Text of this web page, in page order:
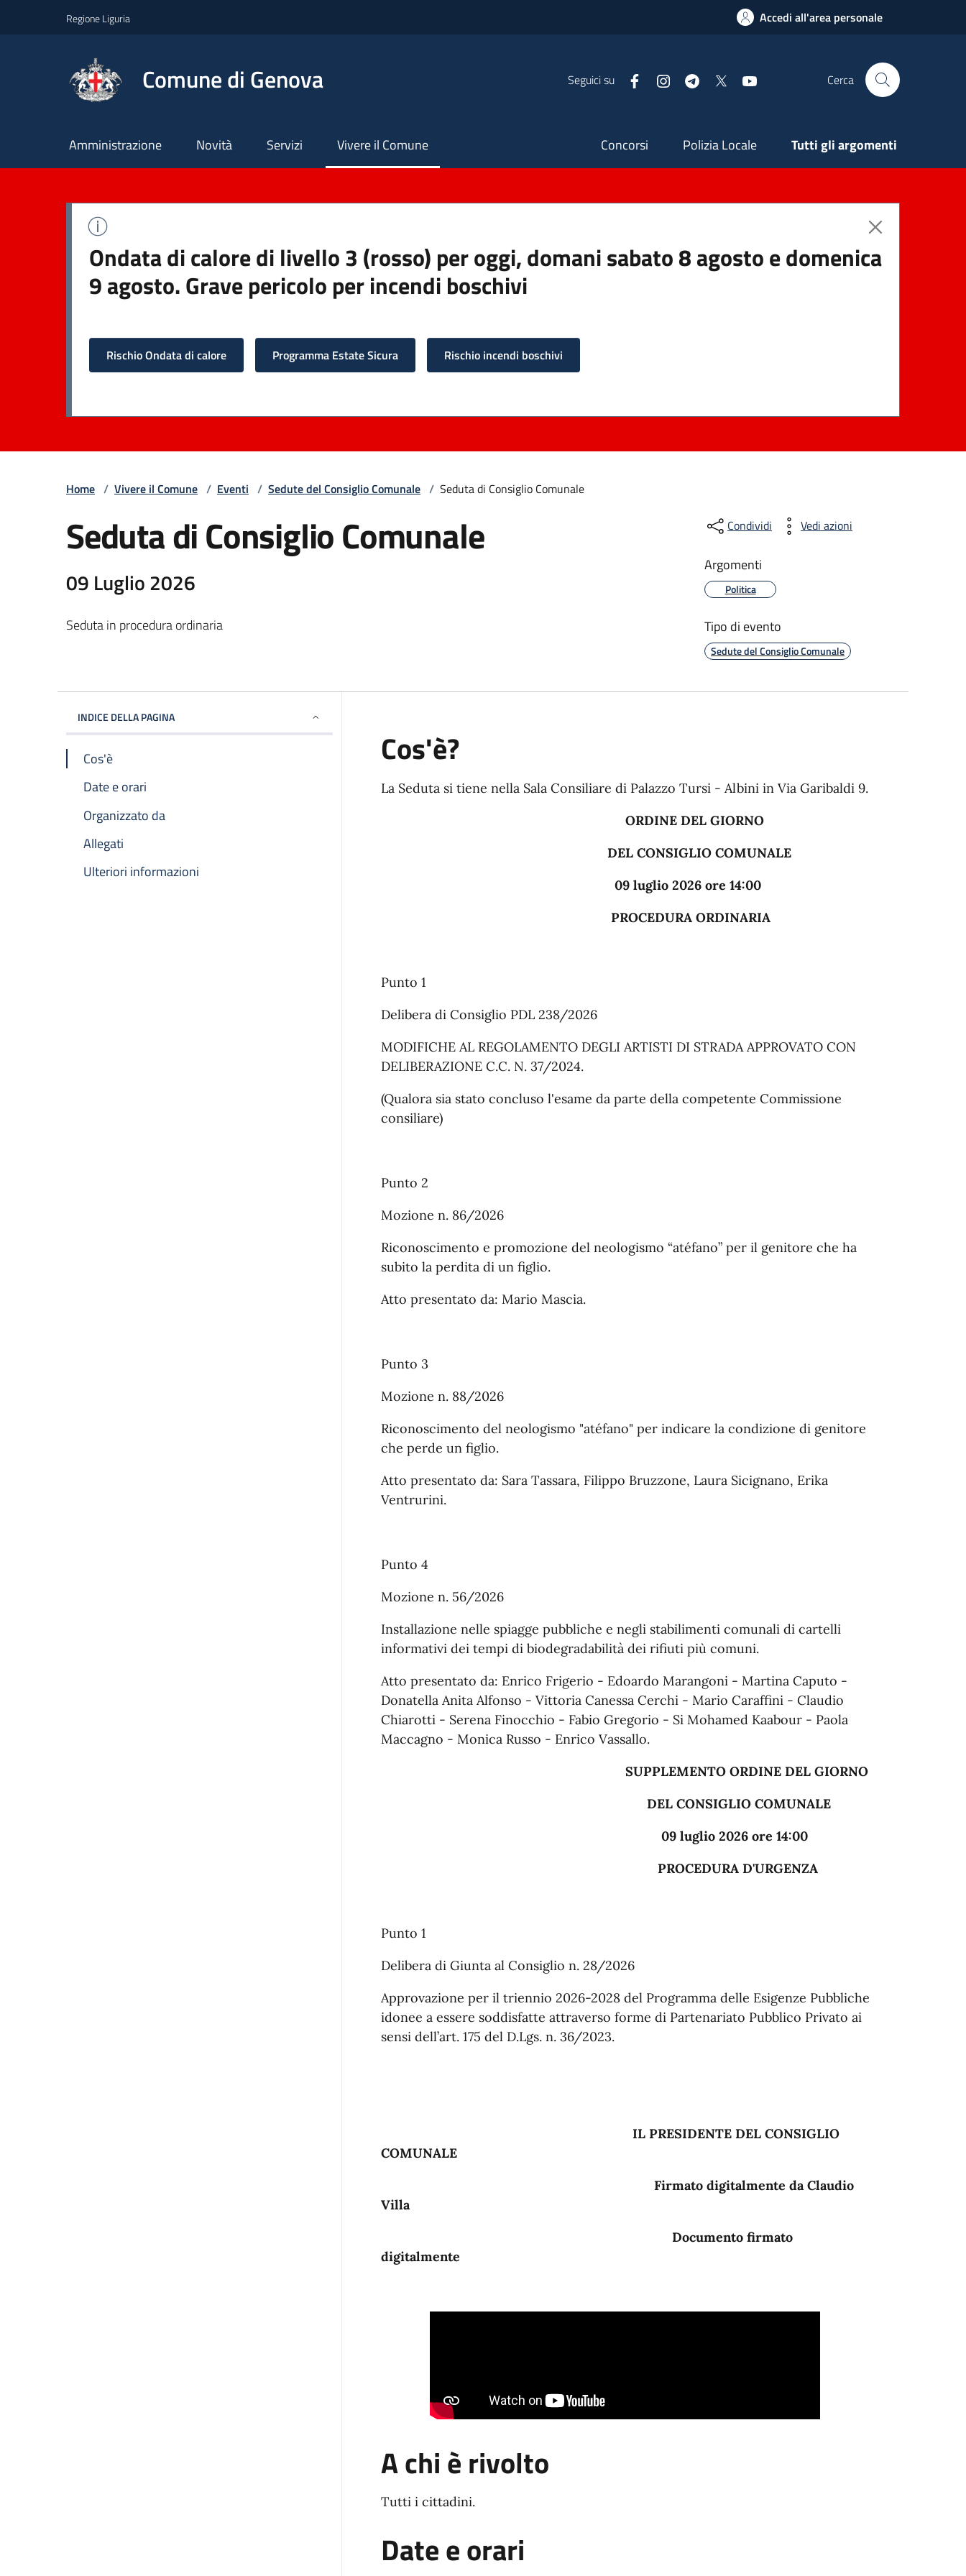
Regione Liguria Accedi all'area personale
Comune di Genova Seguici su FacebookInstagramTelegram Cerca
Principale
Amministrazione Novità Servizi Vivere il Comune Secondaria
Concorsi Polizia Locale Tutti gli argomenti
Ondata di calore di livello 3 (rosso) per oggi, domani sabato 8 agosto e domenica
9 agosto. Grave pericolo per incendi boschivi
Rischio Ondata di calore Programma Estate Sicura Rischio incendi boschivi
Home / Vivere il Comune / Eventi / Sedute del Consiglio Comunale / Seduta di Consiglio Comunale
Seduta di Consiglio Comunale
09 Luglio 2026
Seduta in procedura ordinaria
Condividi Vedi azioni
Argomenti
Politica
Tipo di evento
Sedute del Consiglio Comunale
INDICE DELLA PAGINA
Cos'è
Date e orari
Organizzato da
Allegati
Ulteriori informazioni
Cos'è?
La Seduta si tiene nella Sala Consiliare di Palazzo Tursi - Albini in Via Garibaldi 9.
ORDINE DEL GIORNO
DEL CONSIGLIO COMUNALE
09 luglio 2026 ore 14:00
PROCEDURA ORDINARIA
Punto 1
Delibera di Consiglio PDL 238/2026
MODIFICHE AL REGOLAMENTO DEGLI ARTISTI DI STRADA APPROVATO CON
DELIBERAZIONE C.C. N. 37/2024.
(Qualora sia stato concluso l'esame da parte della competente Commissione
consiliare)
Punto 2
Mozione n. 86/2026
Riconoscimento e promozione del neologismo “atéfano” per il genitore che ha
subito la perdita di un figlio.
Atto presentato da: Mario Mascia.
Punto 3
Mozione n. 88/2026
Riconoscimento del neologismo "atéfano" per indicare la condizione di genitore
che perde un figlio.
Atto presentato da: Sara Tassara, Filippo Bruzzone, Laura Sicignano, Erika
Ventrurini.
Punto 4
Mozione n. 56/2026
Installazione nelle spiagge pubbliche e negli stabilimenti comunali di cartelli
informativi dei tempi di biodegradabilità dei rifiuti più comuni.
Atto presentato da: Enrico Frigerio - Edoardo Marangoni - Martina Caputo -
Donatella Anita Alfonso - Vittoria Canessa Cerchi - Mario Caraffini - Claudio
Chiarotti - Serena Finocchio - Fabio Gregorio - Si Mohamed Kaabour - Paola
Maccagno - Monica Russo - Enrico Vassallo.
SUPPLEMENTO ORDINE DEL GIORNO
DEL CONSIGLIO COMUNALE
09 luglio 2026 ore 14:00
PROCEDURA D'URGENZA
Punto 1
Delibera di Giunta al Consiglio n. 28/2026
Approvazione per il triennio 2026-2028 del Programma delle Esigenze Pubbliche
idonee a essere soddisfatte attraverso forme di Partenariato Pubblico Privato ai
sensi dell’art. 175 del D.Lgs. n. 36/2023.
IL PRESIDENTE DEL CONSIGLIO
COMUNALE
Firmato digitalmente da Claudio
Villa
Documento firmato
digitalmente
A chi è rivolto
Tutti i cittadini.
Date e orari